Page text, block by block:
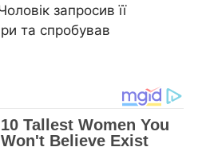
запросив її
та спробував